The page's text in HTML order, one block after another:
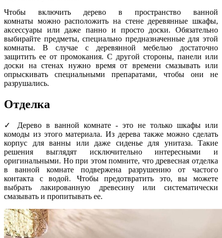
Чтобы включить дерево в пространство ванной
комнаты можно расположить на стене деревянные шкафы,
аксессуары или даже панно и просто доски. Обязательно
выбирайте предметы, специально предназначенные для этой
комнаты. В случае с деревянной мебелью достаточно
защитить ее от промокания. С другой стороны, панели или
доски на стенах нужно время от времени смазывать или
опрыскивать специальными препаратами, чтобы они не
разрушались.
Отделка
✓ Дерево в ванной комнате - это не только шкафы или
комоды из этого материала. Из дерева также можно сделать
корпус для ванны или даже сиденье для унитаза. Такие
решения выглядят исключительно интересными и
оригинальными. Но при этом помните, что древесная отделка
в ванной комнате подвержена разрушению от частого
контакта с водой. Чтобы предотвратить это, вы можете
выбрать лакированную древесину или систематически
смазывать и пропитывать ее.